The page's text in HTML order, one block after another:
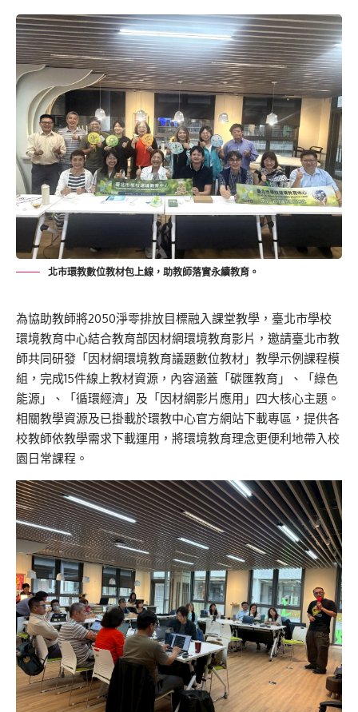
北市環教數位教材包上線，助教師落實永續教育。
為協助教師將2050淨零排放目標融入課堂教學，臺北市學校
環境教育中心結合教育部因材網環境教育影片，邀請臺北市教
師共同研發「因材網環境教育議題數位教材」教學示例課程模
組，完成15件線上教材資源，內容涵蓋「碳匯教育」、「綠色
能源」、「循環經濟」及「因材網影片應用」四大核心主題。
相關教學資源及已掛載於環教中心官方網站下載專區，提供各
校教師依教學需求下載運用，將環境教育理念更便利地帶入校
園日常課程。